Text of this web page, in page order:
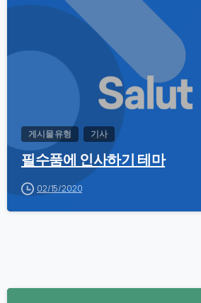
게시물 유형 기사
필수품에 인사하기 테마
02/15/2020